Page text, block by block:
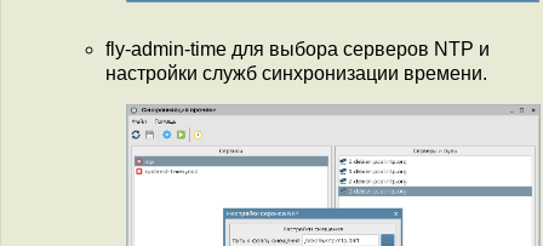
fly-admin-time для выбора серверов NTP и
настройки служб синхронизации времени.